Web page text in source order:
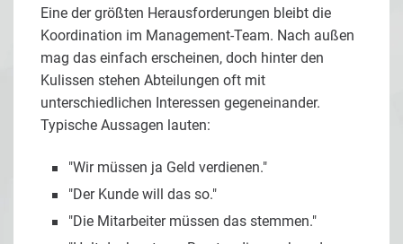
Eine der größten Herausforderungen bleibt die
Koordination im Management-Team. Nach außen
mag das einfach erscheinen, doch hinter den
Kulissen stehen Abteilungen oft mit
unterschiedlichen Interessen gegeneinander.
Typische Aussagen lauten:
"Wir müssen ja Geld verdienen."
"Der Kunde will das so."
"Die Mitarbeiter müssen das stemmen."